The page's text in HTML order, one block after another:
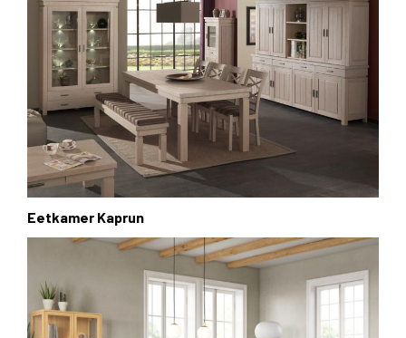
Eetkamer Kaprun